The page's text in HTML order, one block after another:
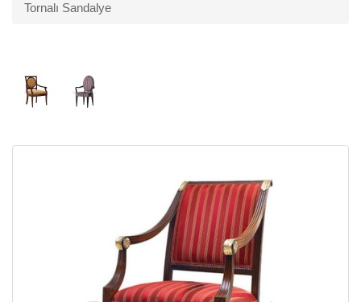
Tornalı Sandalye